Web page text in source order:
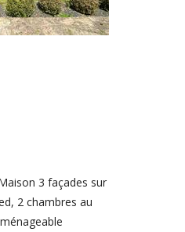
3 façades sur
2 chambres au